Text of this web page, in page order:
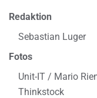
Redaktion
Sebastian Luger
Fotos
Unit-IT / Mario
Thinkstock